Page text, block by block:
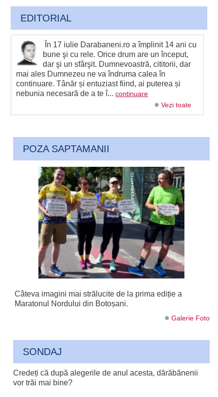
EDITORIAL
În 17 iulie Darabaneni.ro a împlinit 14 ani cu
bune şi cu rele. Orice drum are un început,
dar şi un sfârşit. Dumnevoastră, cititorii, dar
mai ales Dumnezeu ne va îndruma calea în
continuare. Tânăr și entuziast fiind, ai puterea și
nebunia necesară de a te î...continuare
Vezi toate
POZA SAPTAMANII
Câteva imagini mai strălucite de la prima ediție a
Maratonul Nordului din Botoșani.
Galerie Foto
SONDAJ
Credeți că după alegerile de anul acesta, dărăbănenii
vor trăi mai bine?